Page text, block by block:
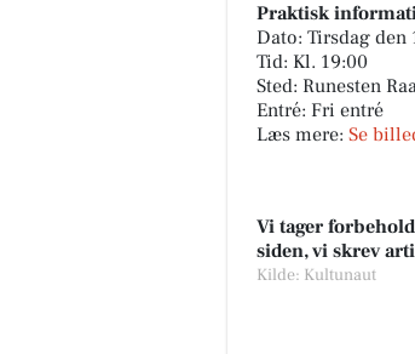
Praktisk
Dato: Tirsdag den
Tid: Kl. 19:00
Sted: Runesten
Entré: Fri entré
Læs mere: Se
Vi tager
siden, vi skrev
Kilde: Kultunaut